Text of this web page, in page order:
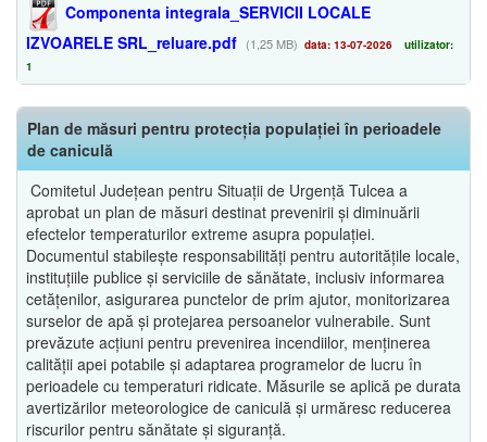
Componenta integrala_SERVICII LOCALE
IZVOARELE SRL_reluare.pdf (1,25 MB) data: 13-07-2026
utilizator:
1
Plan de măsuri pentru protecția populației în perioadele
de caniculă
Comitetul Județean pentru Situații de Urgență Tulcea a
aprobat un plan de măsuri destinat prevenirii și diminuării
efectelor temperaturilor extreme asupra populației.
Documentul stabilește responsabilități pentru autoritățile locale,
instituțiile publice și serviciile de sănătate, inclusiv informarea
cetățenilor, asigurarea punctelor de prim ajutor, monitorizarea
surselor de apă și protejarea persoanelor vulnerabile. Sunt
prevăzute acțiuni pentru prevenirea incendiilor, menținerea
calității apei potabile și adaptarea programelor de lucru în
perioadele cu temperaturi ridicate. Măsurile se aplică pe durata
avertizărilor meteorologice de caniculă și urmăresc reducerea
riscurilor pentru sănătate și siguranță.